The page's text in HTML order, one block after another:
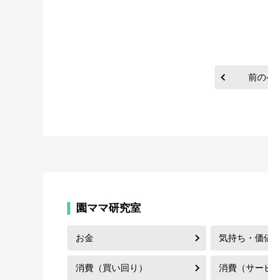
前の
園ママ研究室
お金 気持ち・価
消費（買い回り） 消費（サー